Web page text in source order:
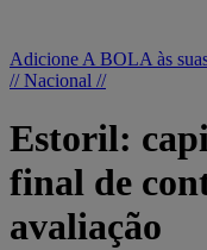
Adicione A BOLA às
// Nacional //
Estoril:
final de
avaliação